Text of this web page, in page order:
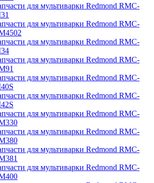
для мультиварки Redmond RMC-
для мультиварки Redmond RMC-
для мультиварки Redmond RMC-
для мультиварки Redmond RMC-
для мультиварки Redmond RMC-
для мультиварки Redmond RMC-
для мультиварки Redmond RMC-
для мультиварки Redmond RMC-
для мультиварки Redmond RMC-
для мультиварки Redmond RMC-